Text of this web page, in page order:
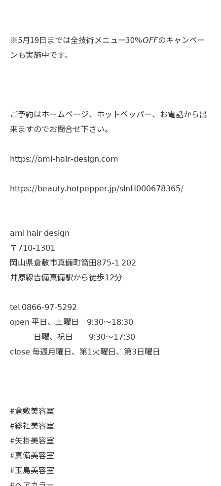
※5月19日までは全技術メニュー30％𝘖𝘍𝘍のキャンペー
ンも実施中です。
ご予約はホームページ、ホットペッパー、お電話から出
来ますのでお問合せ下さい。
𝗁𝗍𝗍𝗉𝗌://𝖺𝗆𝗂-𝗁𝖺𝗂𝗋-𝖽𝖾𝗌𝗂𝗀𝗇.𝖼𝗈𝗆
𝗁𝗍𝗍𝗉𝗌://𝖻𝖾𝖺𝗎𝗍𝗒.𝗁𝗈𝗍𝗉𝖾𝗉𝗉𝖾𝗋.𝗃𝗉/𝗌𝗅𝗇𝖧𝟢𝟢𝟢𝟨𝟩𝟪𝟥𝟨𝟧/
𝖺𝗆𝗂 𝗁𝖺𝗂𝗋 𝖽𝖾𝗌𝗂𝗀𝗇
〒𝟩𝟣𝟢-𝟣𝟥𝟢𝟣
岡山県倉敷市真備町箭田𝟪𝟩𝟧-𝟣 𝟤𝟢𝟤
井原線吉備真備駅から徒歩𝟣𝟤分
𝗍𝖾𝗅 𝟢𝟪𝟨𝟨-𝟫𝟩-𝟧𝟤𝟫𝟤
𝗈𝗉𝖾𝗇 平日、土曜日 𝟫:𝟥𝟢〜𝟣𝟪:𝟥𝟢
日曜、祝日 𝟫:𝟥𝟢〜𝟣𝟩:𝟥𝟢
𝖼𝗅𝗈𝗌𝖾 毎週月曜日、第𝟣火曜日、第𝟥日曜日
#倉敷美容室
#総社美容室
#矢掛美容室
#真備美容室
#玉島美容室